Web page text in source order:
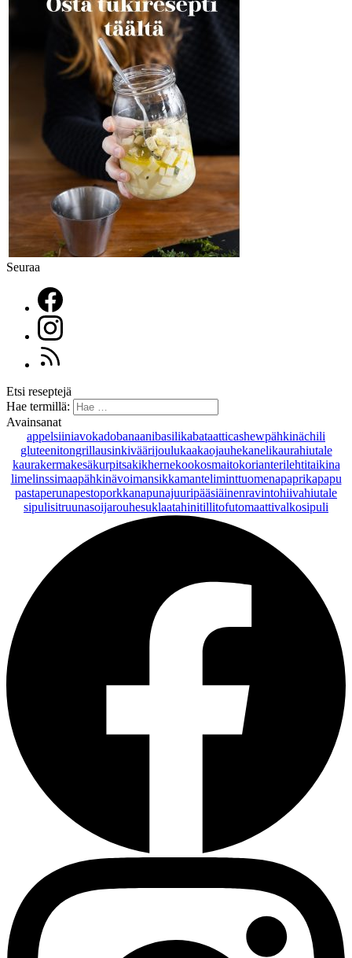
Seuraa
Etsi reseptejä
Hae termillä:
Avainsanat
appelsiiniavokadobanaanibasilikabataatticashewpähkinächili
gluteenitongrillausinkiväärijoulukaakaojauhekanelikaurahiutale
kaurakermakesäkurpitsakikhernekookosmaitokorianterilehtitaikina
limelinssimaapähkinävoimansikkamanteliminttuomenapaprikapapu
pastaperunapestoporkkanapunajuuripääsiäinenravintohiivahiutale
sipulisitruunasoijarouhesuklaatahinitillitofutomaattivalkosipuli